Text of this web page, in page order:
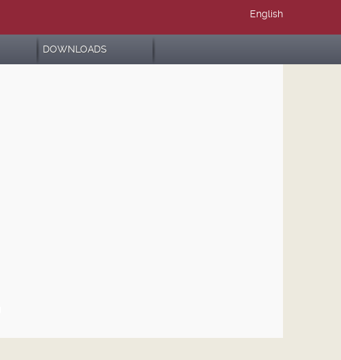
English
DOWNLOADS